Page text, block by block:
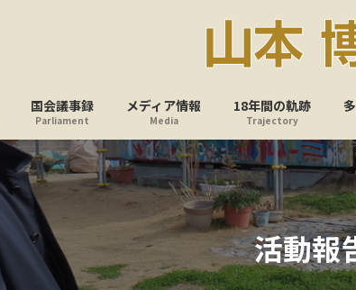
国会議事録
Parliament
メディア情報
Media
18年間の軌跡
Trajectory
活動報